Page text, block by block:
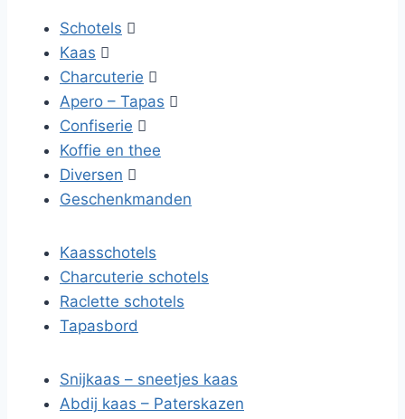
Schotels 
Kaas 
Charcuterie 
Apero – Tapas 
Confiserie 
Koffie en thee
Diversen 
Geschenkmanden
Kaasschotels
Charcuterie schotels
Raclette schotels
Tapasbord
Snijkaas – sneetjes kaas
Abdij kaas – Paterskazen